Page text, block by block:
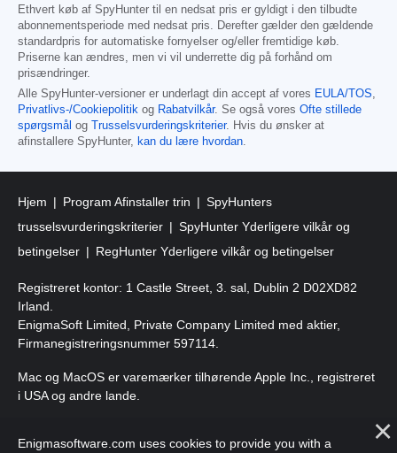
Ethvert køb af SpyHunter til en nedsat pris er gyldigt i den tilbudte
abonnementsperiode med nedsat pris. Derefter gælder den gældende
standardpris for automatiske fornyelser og/eller fremtidige køb.
Priserne kan ændres, men vi vil underrette dig på forhånd om
prisændringer.
Alle SpyHunter-versioner er underlagt din accept af vores EULA/TOS,
Privatlivs-/Cookiepolitik og Rabatvilkår. Se også vores Ofte stillede
spørgsmål og Trusselsvurderingskriterier. Hvis du ønsker at
afinstallere SpyHunter, kan du lære hvordan.
Hjem Program Afinstaller trin
SpyHunters
trusselsvurderingskriterier
SpyHunter Yderligere vilkår og
betingelser
RegHunter Yderligere vilkår og betingelser
Registreret kontor: 1 Castle Street, 3. sal, Dublin 2 D02XD82
Irland.
EnigmaSoft Limited, Private Company Limited med aktier,
Firmanegistreringsnummer 597114.
Mac og MacOS er varemærker tilhørende Apple Inc., registreret
i USA og andre lande.
forbeholdes.
Enigmasoftware.com uses cookies to provide you with a